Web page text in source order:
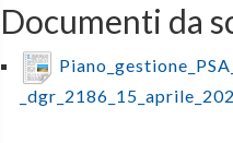
Documenti da